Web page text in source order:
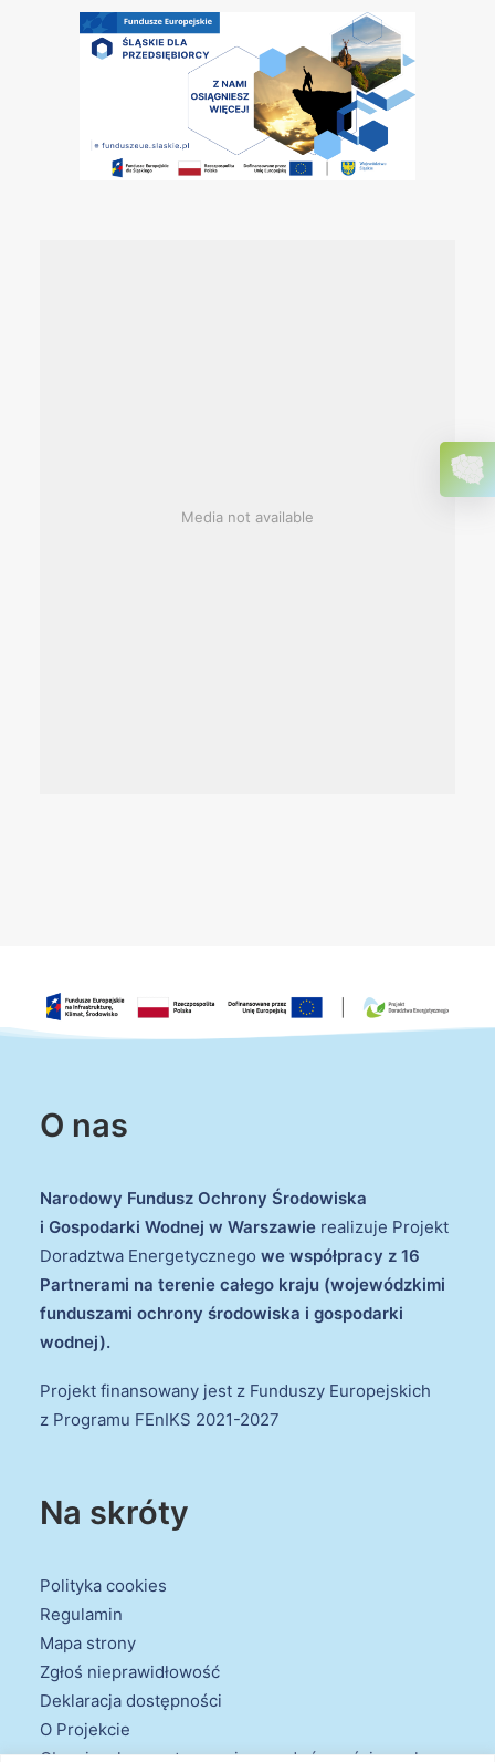
Media not available
O nas
Narodowy Fundusz Ochrony Środowiska
i Gospodarki Wodnej w Warszawie realizuje Projekt
Doradztwa Energetycznego we współpracy z 16
Partnerami na terenie całego kraju (wojewódzkimi
funduszami ochrony środowiska i gospodarki
wodnej).
Projekt finansowany jest z Funduszy Europejskich
z Programu FEnIKS 2021-2027
Na skróty
Polityka cookies
Regulamin
Mapa strony
Zgłoś nieprawidłowość
Deklaracja dostępności
O Projekcie